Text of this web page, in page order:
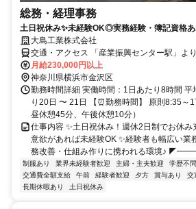
総務・経理事務
土日祝休み✨未経験OK◎実務経験・簿記資格
大島工業株式会社
交通・アクセス 「産業振興センター駅」よ
月給230,000円以上
神奈川県横浜市金沢区
勤務時間詳細 実働時間：1日あたり8時間 平
り20日 〜 21日 【⏰勤務時間】 原則8:35～
昼休憩45分、午後休憩10分）
仕事内容 ✨土日祝休み！週休2日制でお休
意欲があれば未経験OK ✨経験者も幅広い業
務改善・仕組み作りに携われる環境♪
制服あり 業界未経験者歓迎 主婦・主夫歓迎 学歴不問
交通費全額支給
午前 経験者歓迎 夕方 賞与あり 交
長期休暇あり
土日祝休み